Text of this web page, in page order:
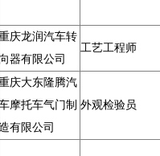
庆龙润汽车转
向器有限公司
工艺工程师
庆大东隆腾汽
摩托车气门制
有限公司
外观检验员